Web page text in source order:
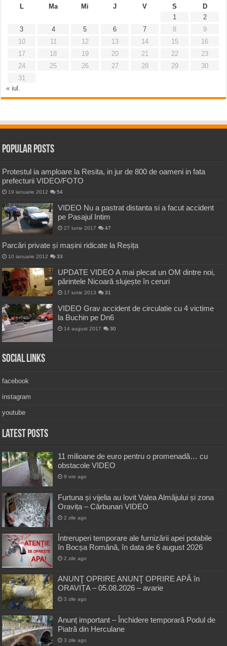
L
Ma Mi J V S
D
1
2
3
4 5 6 7 8
9
10
11 12 13 14 15
16
17
18 19 20 21 22
23
24
25 26 27 28 29
30
31
« iul.
Popular Posts
Protestul ia amploare la Resita, in jur de 800 de oameni in fata
prefecturii VIDEO/FOTO
19 ianuarie 2012 54
VIDEO Nu a pastrat distanta si a facut accident
pe Pasajul Intim
27 iunie 2017 47
Parcări private și mașini ridicate la Reșița
10 ianuarie 2012 33
UPDATE VIDEO A mai plecat un OM dintre noi,
părintele Nicoară slujește în ceruri
17 iunie 2013 31
VIDEO Grav accident de circulatie cu 4 victime
la Buchin pe Dn6
14 august 2017 30
Social Links
facebook
instagram
youtube
Latest Posts
11 milioane de euro pentru o promenadă… cu
obstacole VIDEO
9 ore ago
Furtuna și vijelia au lovit Valea Almăjului și zona
Oravița – Cărbunari VIDEO
2 zile ago
Întreruperi temporare ale furnizării apei potabile
în Bocșa Română, în data de 6 august 2026
2 zile ago
ANUNŢ OPRIRE ANUNŢ OPRIRE APĂ în
ORAVIȚA – 05.08.2026 – avarie
3 zile ago
Anunț important – Închidere temporară Podul de
Piatră din Herculane
3 zile ago